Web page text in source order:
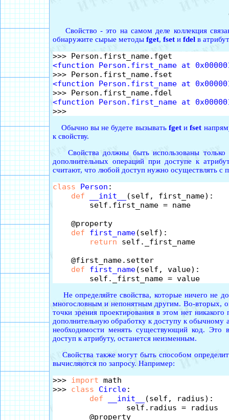
Свойство - это на самом деле коллекция
обнаружите сырые методы fget, fsetи fdelв
<function Person.first_name at
<function Person.first_name at
<function Person.first_name at
Обычно вы не будете вызывать fgetиfset
к свойству.
Свойства должны быть использованы только
дополнительных операций при доступе к
считают, что любой доступ нужно осуществлять с
class Person :
def
__init__
(self, first_name):
        self.first_name = name
    @property
def
first_name(self):
return self._first_name
    @first_name.setter
def
first_name(self, value):
        self._first_name = value
Не определяйте свойства, которые ничего не
многословным и непонятным другим. Во-вторых,
точки зрения проектирования в этом нет
дополнительную обработку к доступу к обычному
необходимости менять существующий код. Это
доступ к атрибуту, останется неизменным.
Свойства также могут быть способом
вычисляются по запросу. Например:
>>> import math
>>> class Circle:
def
__init__
(self, radius):